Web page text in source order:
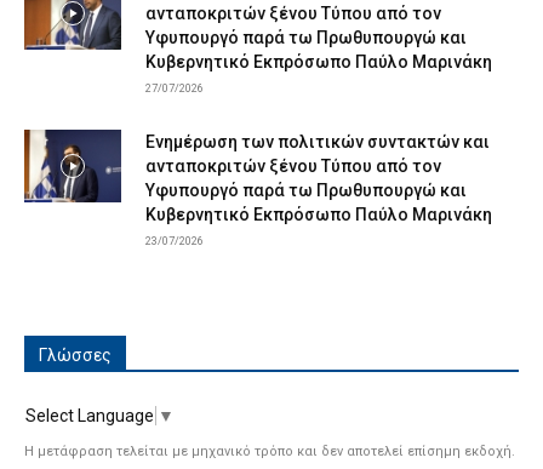
ανταποκριτών ξένου Τύπου από τον
Υφυπουργό παρά τω Πρωθυπουργώ και
Κυβερνητικό Εκπρόσωπο Παύλο Μαρινάκη
27/07/2026
Ενημέρωση των πολιτικών συντακτών και
ανταποκριτών ξένου Τύπου από τον
Υφυπουργό παρά τω Πρωθυπουργώ και
Κυβερνητικό Εκπρόσωπο Παύλο Μαρινάκη
23/07/2026
Γλώσσες
Select Language ▼
Η μετάφραση τελείται με μηχανικό τρόπο και δεν αποτελεί επίσημη εκδοχή.